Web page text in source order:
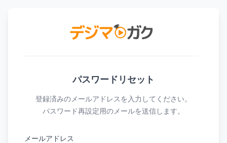
パスワードリセット
登録済みのメールアドレスを入力してください。
パスワード再設定用のメールを送信します。
メールアドレス